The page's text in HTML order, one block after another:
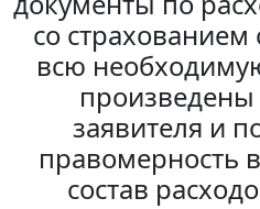
со страхованием
всю
произведены
заявителя и
правомерность
состав